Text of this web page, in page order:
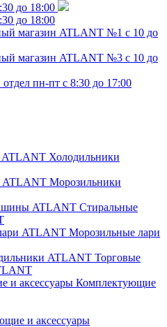
до 18:00
до 18:00
магазин ATLANT №1 с 10 до
магазин ATLANT №3 с 10 до
пн-пт с 8:30 до 17:00
Холодильники
Морозильники
Стиральные
Морозильные лари
Торговые
Комплектующие
и аксессуары